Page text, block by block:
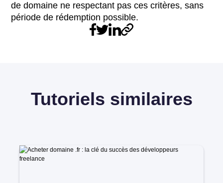
de domaine ne respectant pas ces critères, sans
période de rédemption possible.
Tutoriels similaires